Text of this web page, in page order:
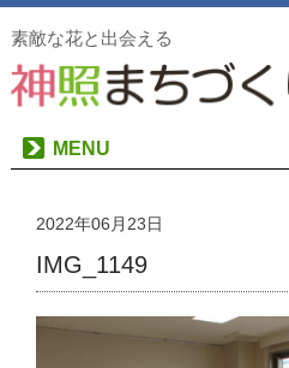
素敵な花と出会える
MENU
2022年06月23日
IMG_1149